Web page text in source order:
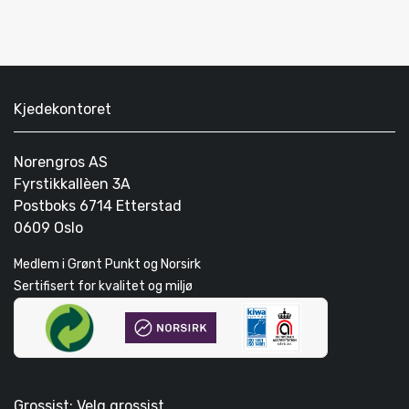
Kjedekontoret
Norengros AS
Fyrstikkallèen 3A
Postboks 6714 Etterstad
0609 Oslo
Medlem i Grønt Punkt og Norsirk
Sertifisert for kvalitet og miljø